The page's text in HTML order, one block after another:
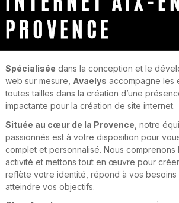
PROVENCE
Spécialisée dans la conception et le
web sur mesure, Avaelys accompagne les
toutes tailles dans la création d’une
impactante pour la création de site internet.
Située au cœur de la Provence , notre
passionnés est à votre disposition pour
complet et personnalisé. Nous
activité et mettons tout en œuvre pour
reflète votre identité, répond à vos besoins
atteindre vos objectifs.